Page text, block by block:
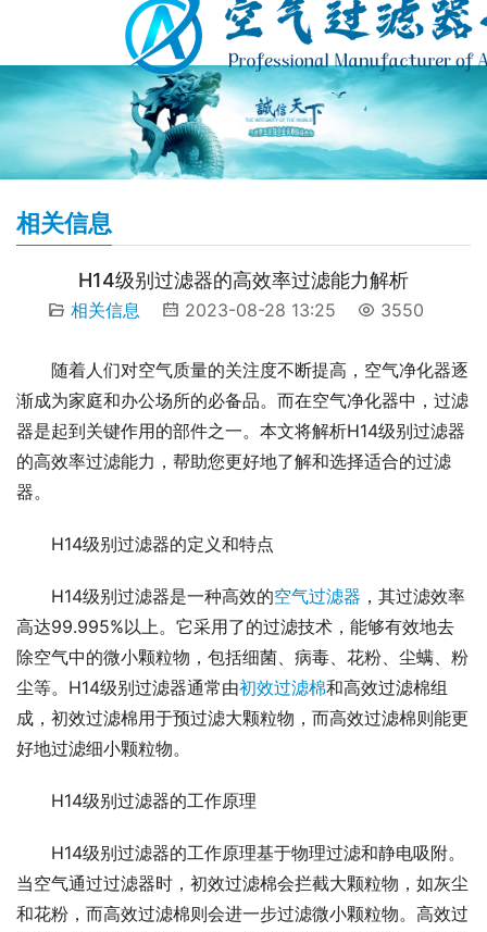
相关信息
H14级别过滤器的高效率过滤能力解析
相关信息 2023-08-28 13:25 3550
随着人们对空气质量的关注度不断提高，空气净化器逐
渐成为家庭和办公场所的必备品。而在空气净化器中，过滤
器是起到关键作用的部件之一。本文将解析H14级别过滤器
的高效率过滤能力，帮助您更好地了解和选择适合的过滤
器。
H14级别过滤器的定义和特点
H14级别过滤器是一种高效的空气过滤器 ，其过滤效率
高达99.995%以上。它采用了的过滤技术，能够有效地去
除空气中的微小颗粒物，包括细菌、病毒、花粉、尘螨、粉
尘等。H14级别过滤器通常由初效过滤棉和高效过滤棉组
成，初效过滤棉用于预过滤大颗粒物，而高效过滤棉则能更
好地过滤细小颗粒物。
H14级别过滤器的工作原理
H14级别过滤器的工作原理基于物理过滤和静电吸附。
当空气通过过滤器时，初效过滤棉会拦截大颗粒物，如灰尘
和花粉，而高效过滤棉则会进一步过滤微小颗粒物。高效过